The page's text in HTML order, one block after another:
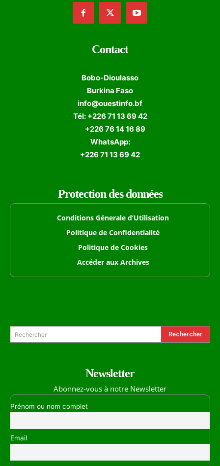
Contact
Bobo-Dioulasso
Burkina Faso
info@ouestinfo.bf
Tél: +226 71 13 69 42
+226 76 14 16 89
WhatsApp:
+226 71 13 69 42
Protection des données
Conditions Génerale d’Utilisation
Politique de Confidentialité
Politique de Cookies
Accéder aux Archives
Rechercher Rechercher
Newsletter
Abonnez-vous à notre Newsletter
Prénom ou nom complet
Email